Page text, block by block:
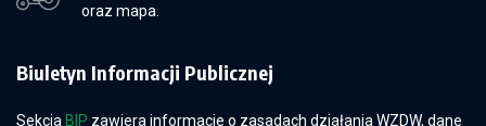
oraz mapa.
Biuletyn Informacji Publicznej
Sekcja BIP zawiera informacje o zasadach działania WZDW, dane